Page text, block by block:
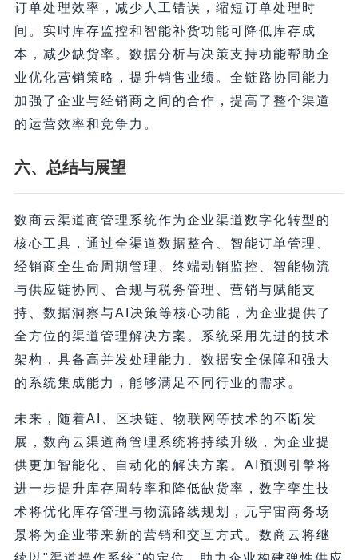
订单处理效率，减少人工错误，缩短订单处理时
间。实时库存监控和智能补货功能可降低库存成
本，减少缺货率。数据分析与决策支持功能帮助企
业优化营销策略，提升销售业绩。全链路协同能力
加强了企业与经销商之间的合作，提高了整个渠道
的运营效率和竞争力。
六、总结与展望
数商云渠道商管理系统作为企业渠道数字化转型的
核心工具，通过全渠道数据整合、智能订单管理、
经销商全生命周期管理、终端动销监控、智能物流
与供应链协同、合规与税务管理、营销与赋能支
持、数据洞察与AI决策等核心功能，为企业提供了
全方位的渠道管理解决方案。系统采用先进的技术
架构，具备高并发处理能力、数据安全保障和强大
的系统集成能力，能够满足不同行业的需求。
未来，随着AI、区块链、物联网等技术的不断发
展，数商云渠道商管理系统将持续升级，为企业提
供更加智能化、自动化的解决方案。AI预测引擎将
进一步提升库存周转率和降低缺货率，数字孪生技
术将优化库存管理与物流路线规划，元宇宙商务场
景将为企业带来新的营销和交互方式。数商云将继